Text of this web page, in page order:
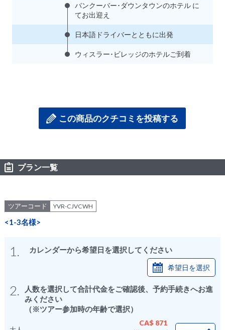
バンクーバー･ダウンタウンのホテル に
てお出迎え
日本語ドライバーとともに出発
ウィスラー･ビレッジのホテルご到着
この商品のクチコミを投稿する
プラン一覧
ツアーコード YVR-CJVCWH
<1-3名様>
1. カレンダーから希望日を選択してください
希望日を選択
2.
人数を選択して合計代金をご確認後、予約手続きへお進
みください
（※ツアー参加時の年齢で選択）
CA$ 871